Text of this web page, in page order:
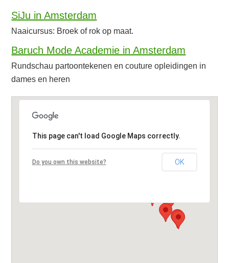
SiJu in Amsterdam
Naaicursus: Broek of rok op maat.
Baruch Mode Academie in Amsterdam
Rundschau partoontekenen en couture opleidingen in
dames en heren
This page can't load Google Maps correctly.
Do you own this website? OK